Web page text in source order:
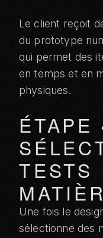
Le client reçoit
du prototype
qui permet des
en temps et en
physiques.
ÉTAPE
TESTS
Une fois le
sélectionne des